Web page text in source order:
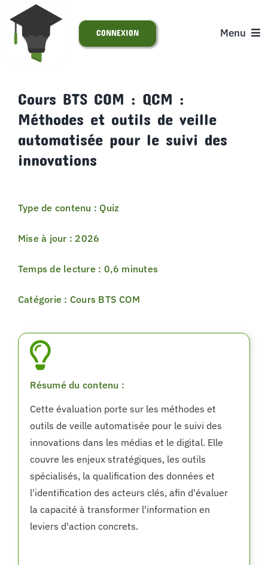
Passer
contenu
Menu
S’INSCRIRE
ACTUALITÉS
CONNEXION
Cours BTS COM : QCM :
Méthodes et outils de veille
automatisée pour le suivi des
innovations
Type de contenu : Quiz
Mise à jour : 2026
Temps de lecture : 0,6 minutes
Catégorie : Cours BTS COM
Résumé du contenu :
Cette évaluation porte sur les méthodes et
outils de veille automatisée pour le suivi des
innovations dans les médias et le digital. Elle
couvre les enjeux stratégiques, les outils
spécialisés, la qualification des données et
l'identification des acteurs clés, afin d'évaluer
la capacité à transformer l'information en
leviers d'action concrets.